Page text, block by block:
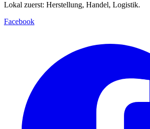
Lokal zuerst: Herstellung, Handel, Logistik.
Facebook